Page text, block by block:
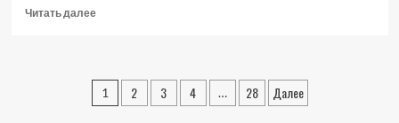
Читать далееПрочитать
карты
банка
Пагинация
1 2 3 4 … 28 Далее